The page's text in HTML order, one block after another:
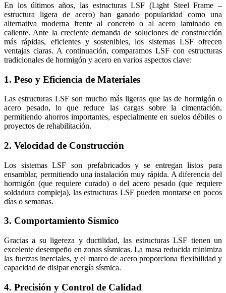
En los últimos años, las estructuras LSF (Light Steel Frame –
estructura ligera de acero) han ganado popularidad como una
alternativa moderna frente al concreto o al acero laminado en
caliente. Ante la creciente demanda de soluciones de construcción
más rápidas, eficientes y sostenibles, los sistemas LSF ofrecen
ventajas claras. A continuación, comparamos LSF con estructuras
tradicionales de hormigón y acero en varios aspectos clave:
1. Peso y Eficiencia de Materiales
Las estructuras LSF son mucho más ligeras que las de hormigón o
acero pesado, lo que reduce las cargas sobre la cimentación,
permitiendo ahorros importantes, especialmente en suelos débiles o
proyectos de rehabilitación.
2. Velocidad de Construcción
Los sistemas LSF son prefabricados y se entregan listos para
ensamblar, permitiendo una instalación muy rápida. A diferencia del
hormigón (que requiere curado) o del acero pesado (que requiere
soldadura compleja), las estructuras LSF pueden montarse en pocos
días o semanas.
3. Comportamiento Sísmico
Gracias a su ligereza y ductilidad, las estructuras LSF tienen un
excelente desempeño en zonas sísmicas. La masa reducida minimiza
las fuerzas inerciales, y el marco de acero proporciona flexibilidad y
capacidad de disipar energía sísmica.
4. Precisión y Control de Calidad